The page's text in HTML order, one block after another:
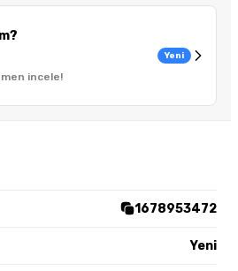
incele!
Yeni
1678953472
Yeni